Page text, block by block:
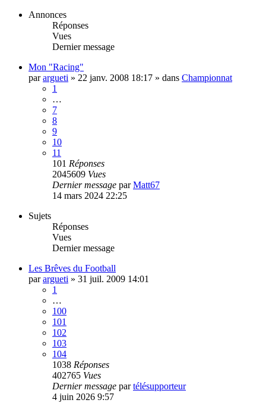
Annonces
Réponses
Vues
Dernier message
Mon "Racing"
parargueti » 22 janv. 2008 18:17 » dans Championnat
1
…
7
8
9
10
11
101 Réponses
2045609 Vues
Dernier message parMatt67
14 mars 2024 22:25
Sujets
Réponses
Vues
Dernier message
Les Brêves du Football
parargueti » 31 juil. 2009 14:01
1
…
100
101
102
103
104
1038 Réponses
402765 Vues
Dernier message partélésupporteur
4 juin 2026 9:57